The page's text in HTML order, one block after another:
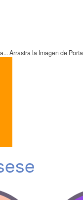
Arrastra la Imagen de